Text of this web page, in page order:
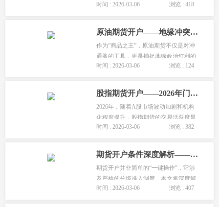
格，选出最合适的期货公司。...
时间 : 2026-03-06 浏览 : 418
原油期货开户——地缘冲突时代的投资入场指南
作为“商品之王”，原油期货不仅是对冲
通胀的工具，更是捕捉地缘政治红利的
直接途径。然而，原油期货作为特定品
与普通商品截然不同。本文将结合2026
年最新的市场动态，为您深度解析原...
时间 : 2026-03-06 浏览 : 124
股指期货开户——2026年门槛、规则与策略深度剖析
2026年，随着A股市场波动加剧和机构
化程度提升，股指期货的交易活跃度显
著上升。然而，50万的资金门槛、严格
投资者望而却步。本文将深度解析2026
年股指期货开户的最新规则，从资金门
槛、...
时间 : 2026-03-06 浏览 : 382
期货开户条件深度解析——2026年准入规则与实操全案
期货开户并非简单的“一键操作”，它涉
及严格的分级准入制度。本文将深度解
析2026年最新的期货开户条件，从普通
时间 : 2026-03-06 浏览 : 407